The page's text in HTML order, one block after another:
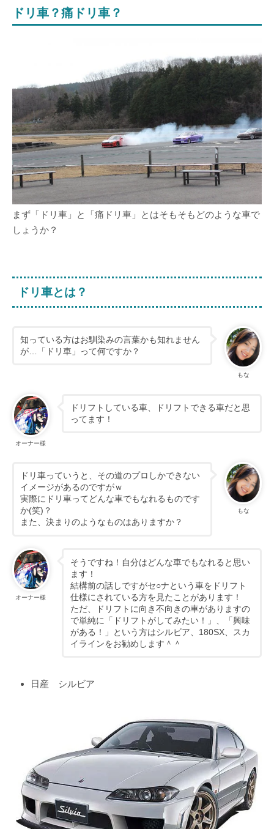
ドリ車？痛ドリ車？
まず「ドリ車」と「痛ドリ車」とはそもそもどのような車で
しょうか？
ドリ車とは？
もな
知っている方はお馴染みの言葉かも知れません
が…「ドリ車」って何ですか？
オーナー様
ドリフトしている車、ドリフトできる車だと思
ってます！
もな
ドリ車っていうと、その道のプロしかできない
イメージがあるのですがｗ
実際にドリ車ってどんな車でもなれるものです
か(笑)？
また、決まりのようなものはありますか？
オーナー様
そうですね！自分はどんな車でもなれると思い
ます！
結構前の話しですがセ○ナという車をドリフト
仕様にされている方を見たことがあります！
ただ、ドリフトに向き不向きの車がありますの
で単純に「ドリフトがしてみたい！」、「興味
がある！」という方はシルビア、180SX、スカ
イラインをお勧めします＾＾
日産 シルビア